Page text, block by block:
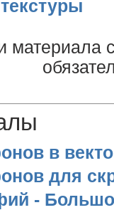
текстуры
материала
в
для
-